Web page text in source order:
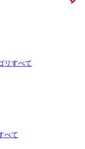
リすべて
べて